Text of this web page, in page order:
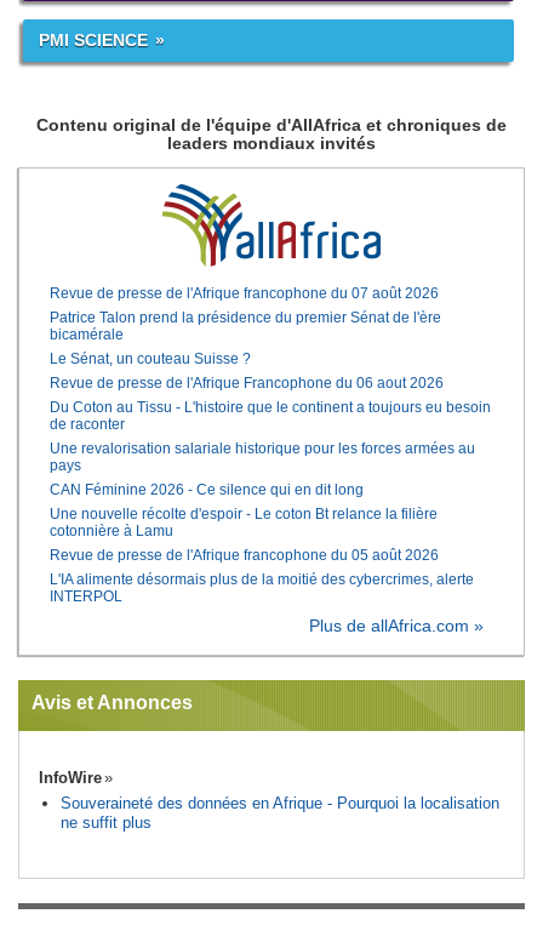
PMI SCIENCE
Contenu original de l'équipe d'AllAfrica et chroniques de
leaders mondiaux invités
Revue de presse de l'Afrique francophone du 07 août 2026
Patrice Talon prend la présidence du premier Sénat de l'ère
bicamérale
Le Sénat, un couteau Suisse ?
Revue de presse de l'Afrique Francophone du 06 aout 2026
Du Coton au Tissu - L'histoire que le continent a toujours eu besoin
de raconter
Une revalorisation salariale historique pour les forces armées au
pays
CAN Féminine 2026 - Ce silence qui en dit long
Une nouvelle récolte d'espoir - Le coton Bt relance la filière
cotonnière à Lamu
Revue de presse de l'Afrique francophone du 05 août 2026
L'IA alimente désormais plus de la moitié des cybercrimes, alerte
INTERPOL
Plus de allAfrica.com »
Avis et Annonces
InfoWire
Souveraineté des données en Afrique - Pourquoi la localisation
ne suffit plus